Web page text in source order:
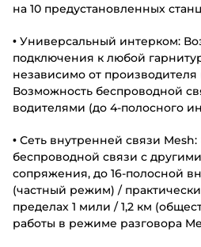
на 10 предустановленных
• Универсальный интерком:
подключения к любой
независимо от
Возможность беспроводной
водителями (до 4-полосного
• Сеть внутренней связи
беспроводной связи с
сопряжения, до 16-полосной
(частный режим) /
пределах 1 мили / 1,2 км
работы в режиме разговора